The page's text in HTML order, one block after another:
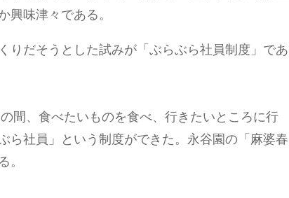
興味津々である。
りだそうとした試みが「ぶらぶら社員制度」であ
間、食べたいものを食べ、行きたいところに行
ら社員」という制度ができた。永谷園の「麻婆春
。